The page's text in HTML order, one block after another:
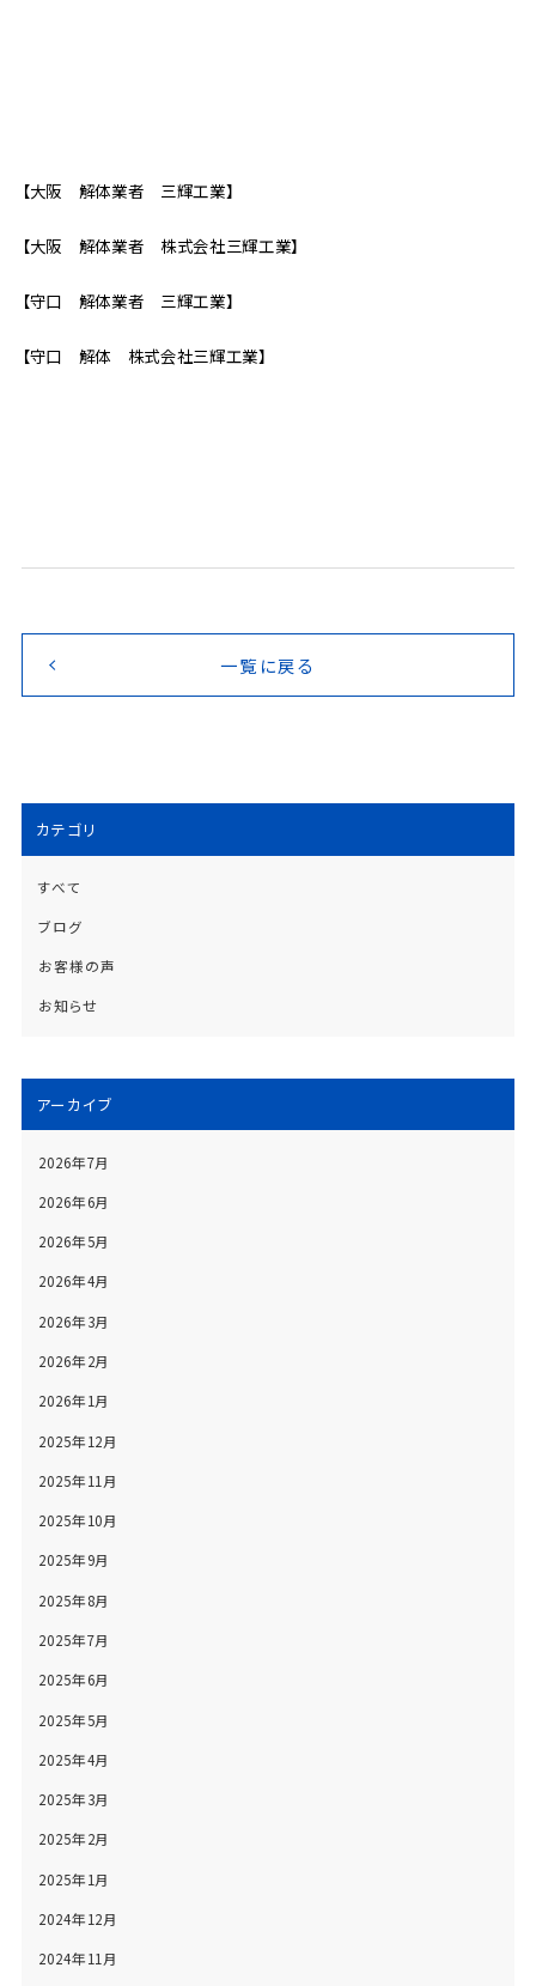
【大阪 解体業者 三輝工業】
【大阪 解体業者 株式会社三輝工業】
【守口 解体業者 三輝工業】
【守口 解体 株式会社三輝工業】
一覧に戻る
カテゴリ
すべて
ブログ
お客様の声
お知らせ
アーカイブ
2026年7月
2026年6月
2026年5月
2026年4月
2026年3月
2026年2月
2026年1月
2025年12月
2025年11月
2025年10月
2025年9月
2025年8月
2025年7月
2025年6月
2025年5月
2025年4月
2025年3月
2025年2月
2025年1月
2024年12月
2024年11月